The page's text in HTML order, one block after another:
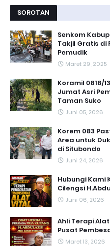
SOROTAN
Senkom
Takjil Gratis di
Pemudik
Maret 29, 2025
Koramil 0818/
Jumat Asri
Taman Suko
Juni 05, 2026
Korem 083
Area untuk
di Situbondo
Juni 24, 2026
Hubungi Kami
Cilengsi
Juni 06, 2026
Ahli Terapi
Pusat
Maret 13, 2026